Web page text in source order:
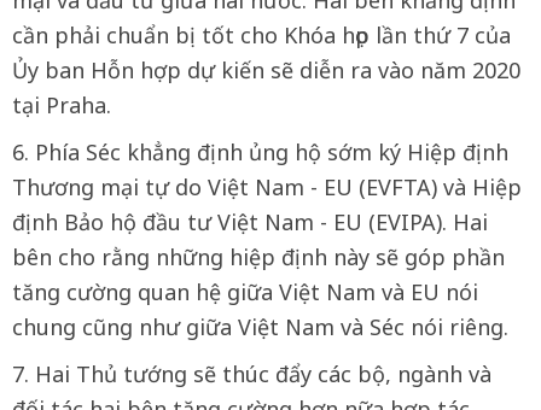
cần phải chuẩn bị tốt cho Khóa họp lần thứ 7 của
Ủy ban Hỗn hợp dự kiến sẽ diễn ra vào năm 2020
tại Praha.
6. Phía Séc khẳng định ủng hộ sớm ký Hiệp định
Thương mại tự do Việt Nam - EU (EVFTA) và Hiệp
định Bảo hộ đầu tư Việt Nam - EU (EVIPA). Hai
bên cho rằng những hiệp định này sẽ góp phần
tăng cường quan hệ giữa Việt Nam và EU nói
chung cũng như giữa Việt Nam và Séc nói riêng.
7. Hai Thủ tướng sẽ thúc đẩy các bộ, ngành và